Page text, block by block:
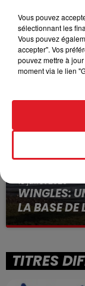
15 juillet 2026
BÉTHUNE:
Selon les
13 juillet 2026
WINGLES:
LA BASE DE
La victime a
TITRES
Vous pouvez
sélectionnant les
Vous pouvez
accepter". Vos
pouvez mettre à
moment via le lien